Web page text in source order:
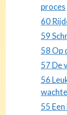
proces
60
59
58 Op
57 De
56
55